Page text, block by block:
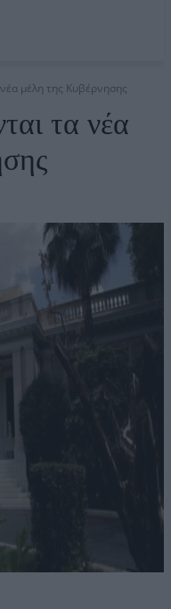
μέλη της Κυβέρνησης
τα νέα